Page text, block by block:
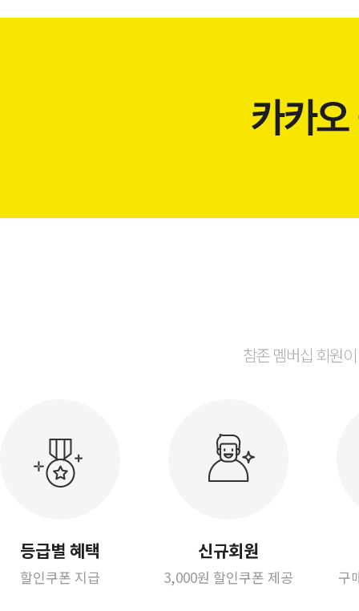
참존 멤버십 회원
등급별 혜택
할인쿠폰 지급
신규회원
3,000원 할인쿠폰 제공 구